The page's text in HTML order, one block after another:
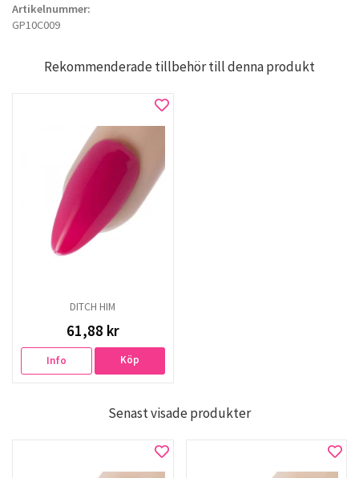
Artikelnummer:
GP10C009
Rekommenderade tillbehör till denna produkt
DITCH HIM
61,88 kr
Info Köp
Senast visade produkter